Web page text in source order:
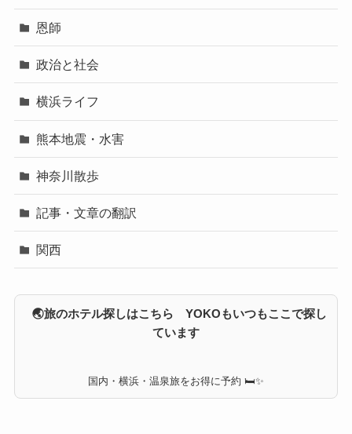
恩師
政治と社会
横浜ライフ
熊本地震・水害
神奈川散歩
記事・文章の翻訳
関西
🌏旅のホテル探しはこちら YOKOもいつもここで探し
ています